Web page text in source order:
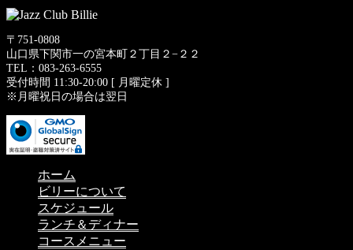
〒751-0808
山口県下関市一の宮本町２丁目２−２２
TEL：083-263-6555
受付時間 11:30-20:00 [ 月曜定休 ]
※月曜祝日の場合は翌日
ホーム
ビリーについて
スケジュール
ランチ＆ディナー
コースメニュー